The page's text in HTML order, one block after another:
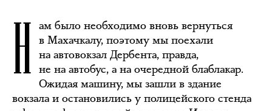
Н ам было необходимо вновь вернуться
в Махачкалу, поэтому мы поехали
на автовокзал Дербента, правда,
не на автобус, а на очередной блаблакар.
Ожидая машину, мы зашли в здание
вокзала и остановились у полицейского стенда